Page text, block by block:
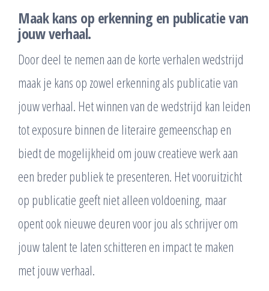
Maak kans op erkenning en publicatie van
jouw verhaal.
Door deel te nemen aan de korte verhalen wedstrijd
maak je kans op zowel erkenning als publicatie van
jouw verhaal. Het winnen van de wedstrijd kan leiden
tot exposure binnen de literaire gemeenschap en
biedt de mogelijkheid om jouw creatieve werk aan
een breder publiek te presenteren. Het vooruitzicht
op publicatie geeft niet alleen voldoening, maar
opent ook nieuwe deuren voor jou als schrijver om
jouw talent te laten schitteren en impact te maken
met jouw verhaal.